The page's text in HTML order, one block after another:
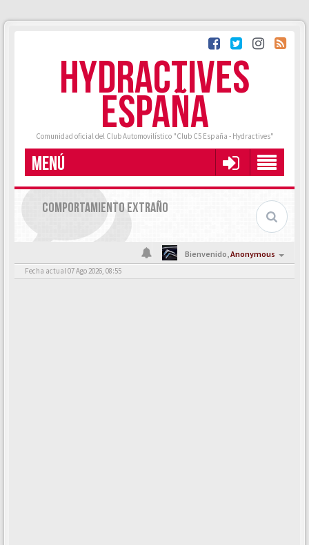
HYDRACTIVES
ESPAÑA
Comunidad oficial del Club Automovilístico "Club C5 España - Hydractives"
MENÚ
COMPORTAMIENTO EXTRAÑO
Bienvenido,Anonymous
Fecha actual 07 Ago 2026, 08:55